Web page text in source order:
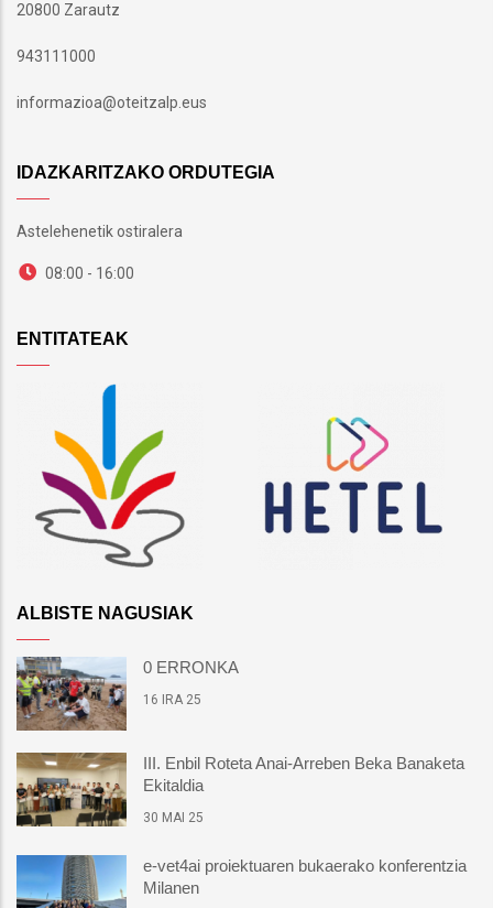
20800 Zarautz
943111000
informazioa@oteitzalp.eus
IDAZKARITZAKO ORDUTEGIA
Astelehenetik ostiralera
08:00 - 16:00
ENTITATEAK
ALBISTE NAGUSIAK
0 ERRONKA
16 IRA 25
III. Enbil Roteta Anai-Arreben Beka Banaketa
Ekitaldia
30 MAI 25
e-vet4ai proiektuaren bukaerako konferentzia
Milanen